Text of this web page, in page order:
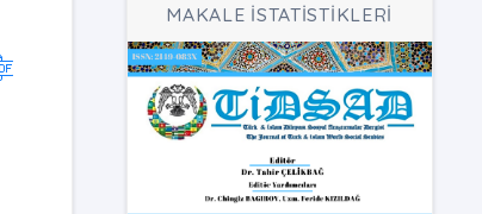
MAKALE İSTATİSTİKLERİ